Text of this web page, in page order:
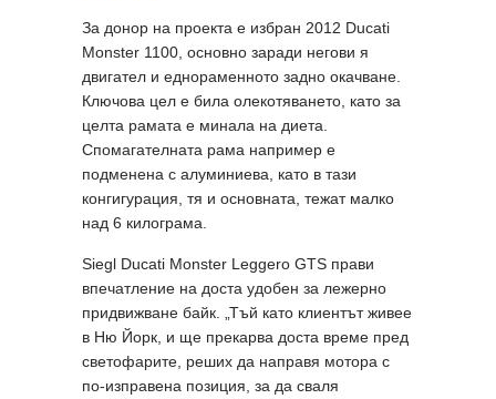
За донор на проекта е избран 2012 Ducati
Monster 1100, основно заради негови я
двигател и еднораменното задно окачване.
Ключова цел е била олекотяването, като за
целта рамата е минала на диета.
Спомагателната рама например е
подменена с алуминиева, като в тази
конгигурация, тя и основната, тежат малко
над 6 килограма.
Siegl Ducati Monster Leggero GTS прави
впечатление на доста удобен за лежерно
придвижване байк. „Тъй като клиентът живее
в Ню Йорк, и ще прекарва доста време пред
светофарите, реших да направя мотора с
по-изправена позиция, за да сваля